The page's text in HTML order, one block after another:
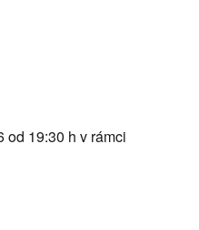
od 19:30 h v rámci